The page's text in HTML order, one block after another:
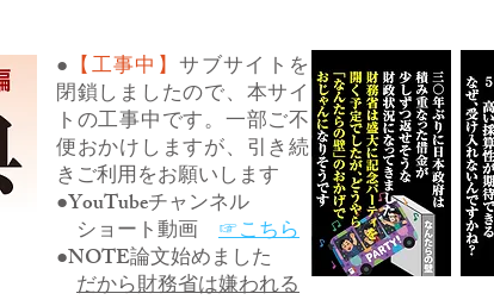
● 【工事中】サブサイトを
閉鎖しましたので、本サイ
トの工事中です。一部ご不
便おかけしますが、引き続
きご利用をお願いします
●YouTubeチャンネル
ショート動画 ☞こちら
●NOTE論文始めました
だから財務省は嫌われる